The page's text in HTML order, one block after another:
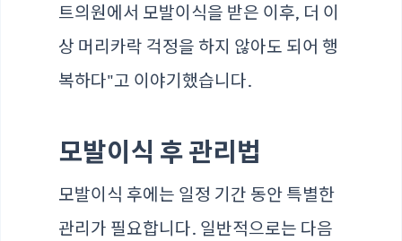
트의원에서 모발이식을 받은 이후, 더 이
상 머리카락 걱정을 하지 않아도 되어 행
복하다"고 이야기했습니다.
모발이식 후 관리법
모발이식 후에는 일정 기간 동안 특별한
관리가 필요합니다. 일반적으로는 다음